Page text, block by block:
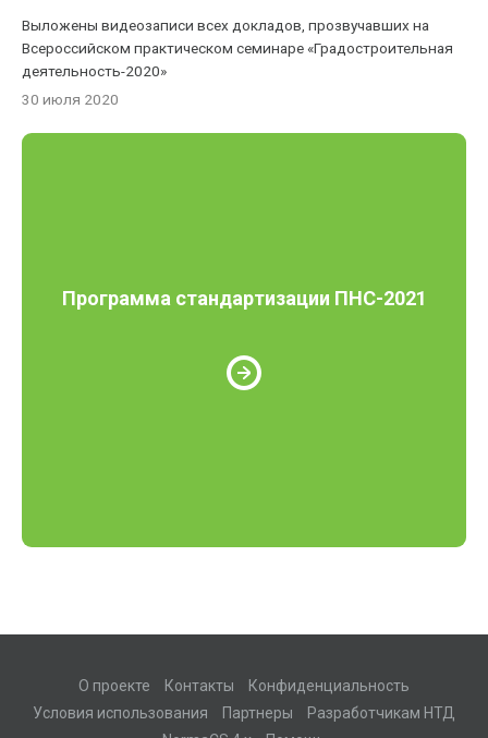
Выложены видеозаписи всех докладов, прозвучавших на
Всероссийском практическом семинаре «Градостроительная
деятельность-2020»
30 июля 2020
Программа стандартизации ПНС-2021
О проекте Контакты
Конфиденциальность
Условия использования
Партнеры
Разработчикам НТД